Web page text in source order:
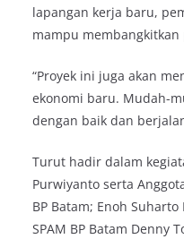
lapangan kerja baru,
mampu
“Proyek ini juga akan
ekonomi baru. Mudah-
dengan baik dan
Turut hadir dalam
Purwiyanto serta
BP Batam; Enoh
SPAM BP Batam Denny